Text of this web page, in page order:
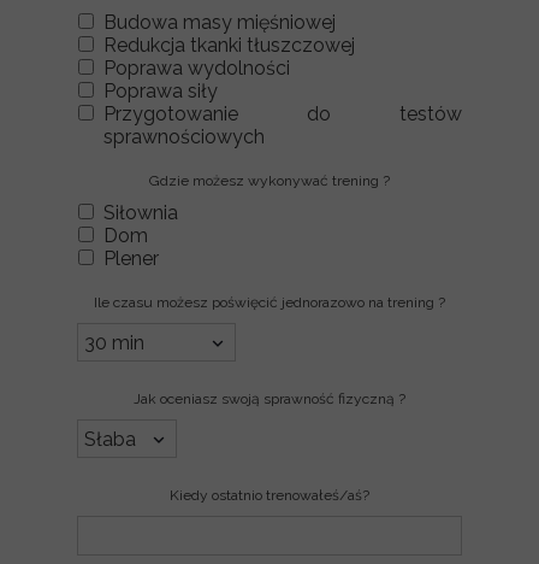
Budowa masy mięśniowej
Redukcja tkanki tłuszczowej
Poprawa wydolności
Poprawa siły
Przygotowanie do testów
sprawnościowych
Gdzie możesz wykonywać trening ?
Siłownia
Dom
Plener
Ile czasu możesz poświęcić jednorazowo na trening ?
Jak oceniasz swoją sprawność fizyczną ?
Kiedy ostatnio trenowałeś/aś?